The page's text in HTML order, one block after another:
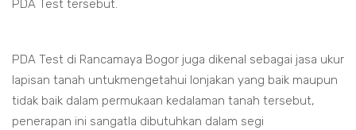
PDA Test tersebut.
PDA Test di Rancamaya Bogor juga dikenal sebagai jasa ukur
lapisan tanah untukmengetahui lonjakan yang baik maupun
tidak baik dalam permukaan kedalaman tanah tersebut,
penerapan ini sangatla dibutuhkan dalam segi